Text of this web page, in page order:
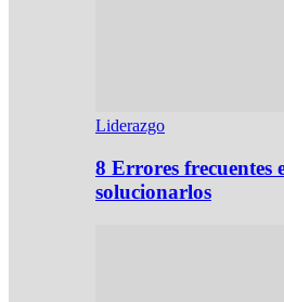
Liderazgo
8 Errores frecuentes
solucionarlos